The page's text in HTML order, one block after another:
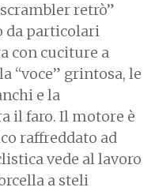
retrò”
da particolari
con cuciture a
“voce” grintosa, le
e la
il faro. Il motore è
raffreddato ad
vede al lavoro
a steli